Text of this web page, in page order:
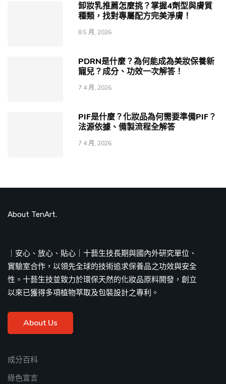
卸妝乳推薦怎麼挑？掌握4劑型與膚質
種類，找對專屬配方完美淨膚！
8 5 月, 2026
PDRN是什麼？為何能成為美妝保養新
寵兒？成分、功效一次解答！
7 4 月, 2026
PIF是什麼？化妝品為何需要準備PIF？
法源依據、備製流程全解答
7 4 月, 2026
About TenArt.
｜安心、放心、貼心｜十藝生技長期與國內外研究單位、
實驗室合作，以領先全球的技術追求保養品之功效與安全
性。十藝生技並致力於環保天然的化妝品原料開發，創立
以來已獲得多項植物萃取及包裝設計之專利。
About Us
成分百科
綠色宣言